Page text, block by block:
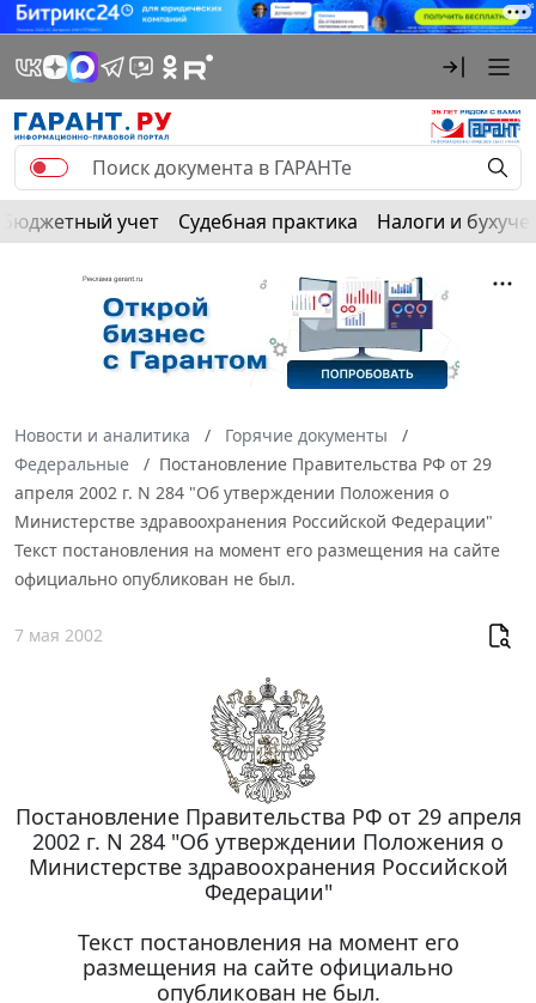
Бюджетный учет Судебная практика Налоги и
Новости и аналитика
Горячие документы
Федеральные
Постановление Правительства РФ от 29
апреля 2002 г. N 284 "Об утверждении Положения о
Министерстве здравоохранения Российской Федерации"
Текст постановления на момент его размещения на сайте
официально опубликован не был.
7 мая 2002
Постановление Правительства РФ от 29 апреля
2002 г. N 284 "Об утверждении Положения о
Министерстве здравоохранения Российской
Федерации"
Текст постановления на момент его
размещения на сайте официально
опубликован не был.